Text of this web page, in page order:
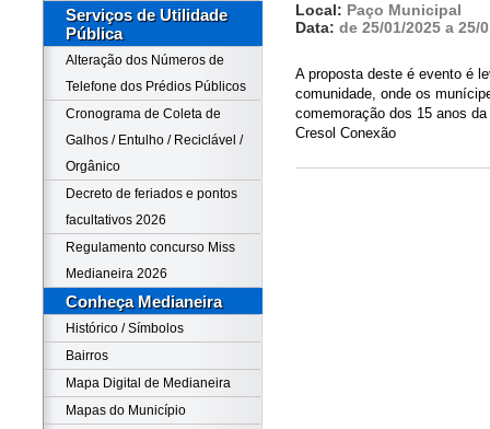
Serviços de Utilidade
Pública
Alteração dos Números de
Telefone dos Prédios Públicos
Cronograma de Coleta de
Galhos / Entulho / Reciclável /
Orgânico
Decreto de feriados e pontos
facultativos 2026
Regulamento concurso Miss
Medianeira 2026
Conheça Medianeira
Histórico / Símbolos
Bairros
Mapa Digital de Medianeira
Mapas do Município
Local: Paço Municipal
Data: de 25/01/2025 a 25/
A proposta deste é evento é
comunidade, onde os
comemoração dos 15 anos da
Cresol Conexão